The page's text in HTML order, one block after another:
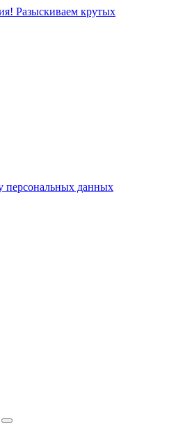
Разыскиваем крутых
персональных данных